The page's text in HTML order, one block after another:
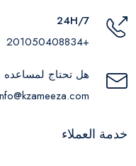
24H/7
+201050408834
هل تحتاج
خدمة العملاء